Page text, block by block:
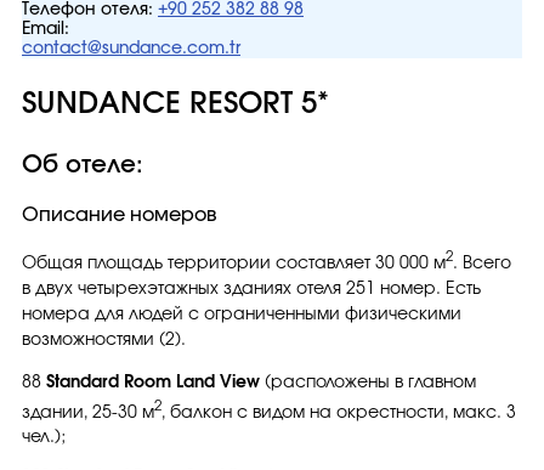
Телефон отеля: +90 252 382 88 98
Email:
contact@sundance.com.tr
SUNDANCE RESORT 5*
Об отеле:
Описание номеров
Общая площадь территории составляет 30 000 м2. Всего
в двух четырехэтажных зданиях отеля 251 номер. Есть
номера для людей с ограниченными физическими
возможностями (2).
88 Standard Room Land View (расположены в главном
здании, 25-30 м2, балкон с видом на окрестности, макс. 3
чел.);